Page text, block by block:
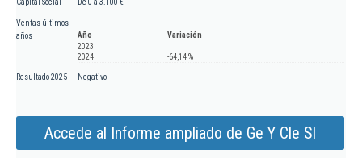
Capital Social De 0 a 3.100 €
Ventas últimos
años
Año
Variación
2023
2024
-64,14 %
Resultado 2025 Negativo
Accede al Informe ampliado de Ge Y Cle Sl